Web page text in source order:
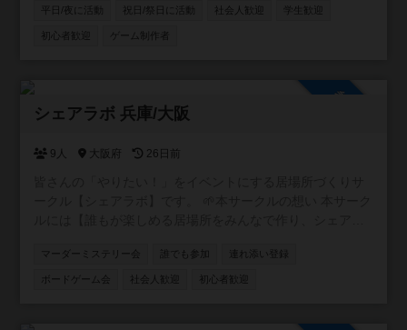
てくれる仲間も募集中です。
平日/夜に活動 祝日/祭日に活動 社会人歓迎 学生歓迎
初心者歓迎 ゲーム制作者
シェアラボ 兵庫/大阪
9人 大阪府 26日前
みなさんが楽しい雰囲気づくりをしてくれるおかげで、毎
回和気あいあいとしたイベントになってます！ 20代、30
マーダーミステリー会 誰でも参加 連れ添い登録
ボードゲーム会 社会人歓迎 初心者歓迎